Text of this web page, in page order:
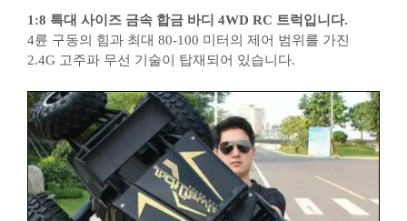
1:8 특대 사이즈 금속 합금 바디 4WD RC 트럭입니다.
4륜 구동의 힘과 최대 80-100 미터의 제어 범위를 가진
2.4G 고주파 무선 기술이 탑재되어 있습니다.